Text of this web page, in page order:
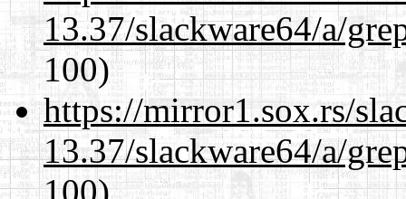
13.37/slackware64/a/
100)
https://mirror1.sox.rs/
13.37/slackware64/a/
100)